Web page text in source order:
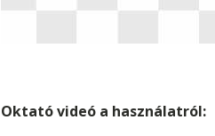
Oktató videó a használatról: